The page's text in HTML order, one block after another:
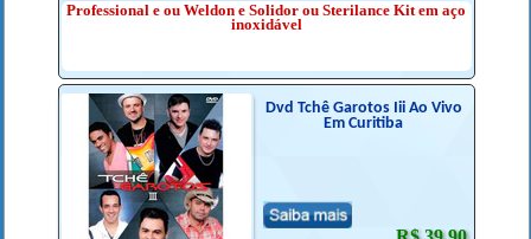
Professional e ou Weldon e Solidor ou Sterilance Kit em aço
inoxidável
Dvd Tchê Garotos Iii Ao Vivo
Em Curitiba